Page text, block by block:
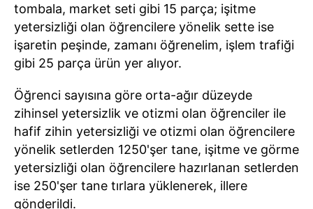
tombala, market seti gibi 15 parça; işitme
yetersizliği olan öğrencilere yönelik sette ise
işaretin peşinde, zamanı öğrenelim, işlem trafiği
gibi 25 parça ürün yer alıyor.
Öğrenci sayısına göre orta-ağır düzeyde
zihinsel yetersizlik ve otizmi olan öğrenciler ile
hafif zihin yetersizliği ve otizmi olan öğrencilere
yönelik setlerden 1250'şer tane, işitme ve görme
yetersizliği olan öğrencilere hazırlanan setlerden
ise 250'şer tane tırlara yüklenerek, illere
gönderildi.